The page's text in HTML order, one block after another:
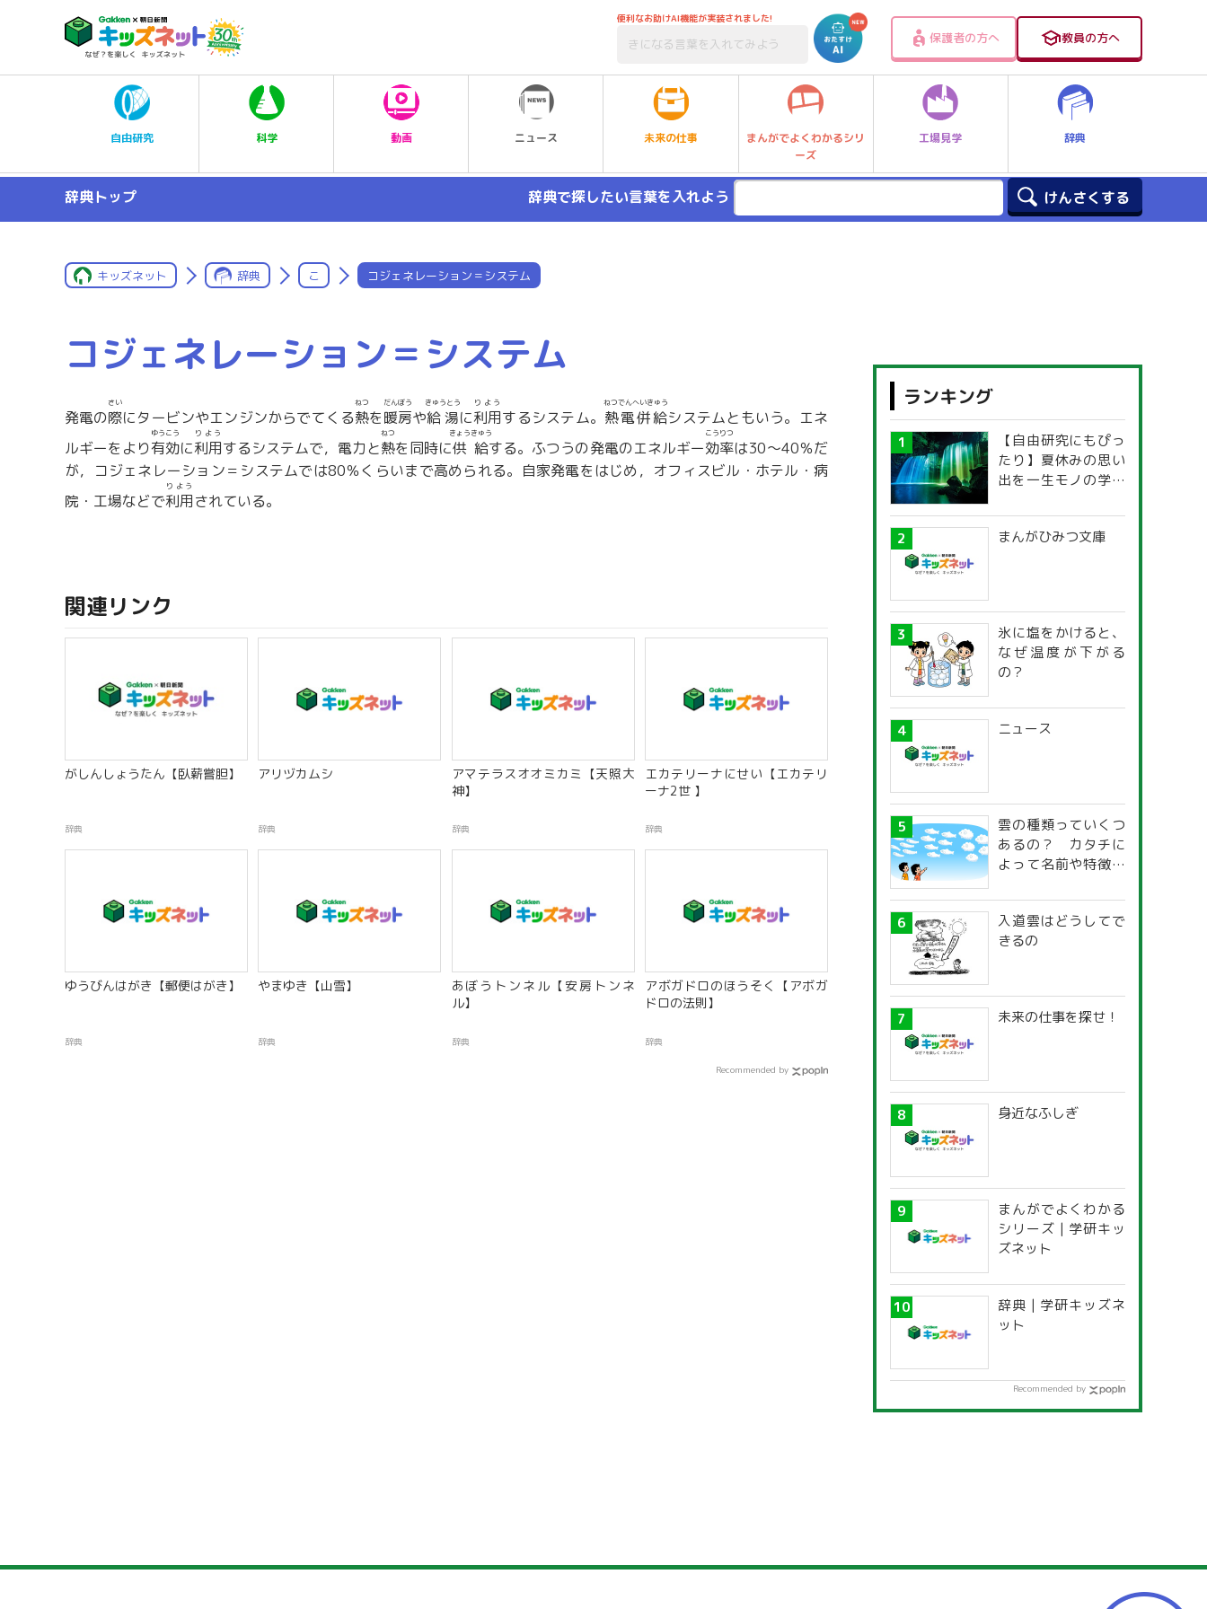
便利なお助けAI機能が実装されました!
保護者の方へ 教員の方へ
自由研究 科学 動画 ニュース 未来の仕事
まんがでよくわかるシリ
ーズ
工場見学 辞典
辞典トップ 辞典で探したい言葉を入れよう
キッズネット 辞典 こ コジェネレーション＝システム
コジェネレーション＝システム
発電の際
さい
にタービンやエンジンからでてくる熱
ねつ
を暖房
だんぼう
や給湯
きゅうとう
に利用
りよう
するシステム。 熱電併給
ねつでんへいきゅう
システムともいう。エネ
ルギーをより有効
ゆうこう
に利用
りよう
するシステムで，電力と熱
ねつ
を同時に供給
きょうきゅう
する。ふつうの発電のエネルギー効率
こうりつ
は30〜40％だ
が，コジェネレーション＝システムでは80％くらいまで高められる。自家発電をはじめ，オフィスビル・ホテル・病
院・工場などで利用
りよう
されている。
関連リンク
がしんしょうたん【臥薪嘗胆】
辞典
アリヅカムシ
辞典
アマテラスオオミカミ【天照大
神】
辞典
エカテリーナにせい【エカテリ
ーナ2世 】
辞典
ゆうびんはがき【郵便はがき】
辞典
やまゆき【山雪】
辞典
あぼうトンネル【安房トンネ
ル】
辞典
アボガドロのほうそく【アボガ
ドロの法則】
辞典
Recommended by
ランキング
【自由研究にもぴっ
たり】夏休みの思い
出を一生モノの学び
探究ガイド
まんがひみつ文庫
氷に塩をかけると、
なぜ温度が下がる
の？
ニュース
雲の種類っていくつ
あるの？ カタチに
よって名前や特徴が
入道雲はどうしてで
きるの
未来の仕事を探せ！
身近なふしぎ
まんがでよくわかる
シリーズ | 学研キッ
ズネット
辞典 | 学研キッズネ
ット
Recommended by